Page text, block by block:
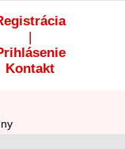
|
Kontakt